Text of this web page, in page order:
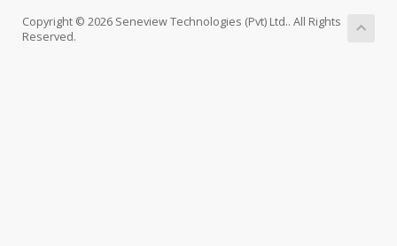
Copyright © 2026 Seneview Technologies (Pvt) Ltd.. All Rights
Reserved.